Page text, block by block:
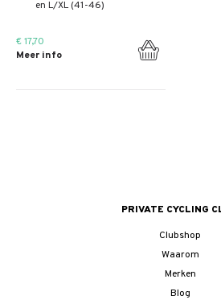
en L/XL (41-46)
€ 17,70
Meer info
PRIVATE CYCLING
Clubshop
Waarom
Merken
Blog